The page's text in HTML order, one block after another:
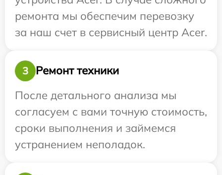
ремонта мы обеспечим перевозку
за наш счет в сервисный центр Acer.
3
Ремонт техники
После детального анализа мы
согласуем с вами точную стоимость,
сроки выполнения и займемся
устранением неполадок.